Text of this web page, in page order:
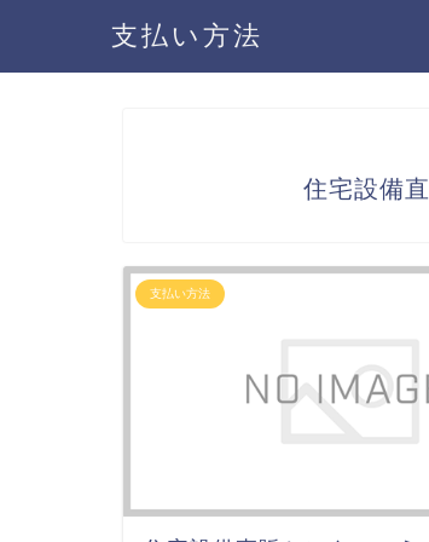
支払い方法
住宅設備
支払い方法